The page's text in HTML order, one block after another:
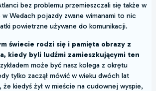
bez problemu przemieszczali się także w
Wedach pojazdy zwane wimanami to nic
powietrzne używane do komunikacji.
świecie rodzi się i pamięta obrazy z
kiedy byli ludźmi zamieszkującymi ten
może być nasz kolega z okrętu
tylko zaczął mówić w wieku dwóch lat
że kiedyś żył w mieście na cudownej wyspie,